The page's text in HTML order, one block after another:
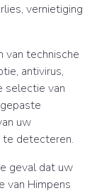
vernietiging
van technische
antivirus,
selectie van
uw
te detecteren.
geval dat uw
van Himpens